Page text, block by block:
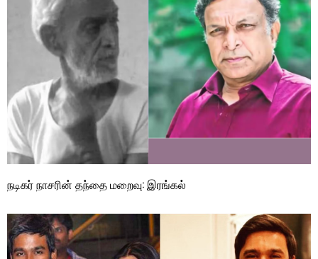
நடிகர் நாசரின் தந்தை மறைவு: இரங்கல்